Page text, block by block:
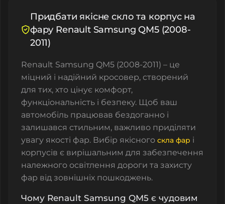
Придбати якісне скло та корпус на
фару Renault Samsung QM5 (2008-
2011)
Renault Samsung QM5 (2008-2011) – це
міцний і надійний кросовер, створений
для тих, хто цінує комфорт,
функціональність і безпеку. Щоб ваш
автомобіль працював бездоганно і
залишався стильним, важливо приділяти
увагу якості фар. Вибір якісного скла фар і
корпусів є вирішальним для забезпечення
належного освітлення дороги та захисту
фар від зовнішніх пошкоджень.
Чому Renault Samsung QM5 є чудовим